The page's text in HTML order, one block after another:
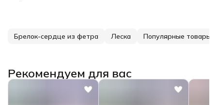
Брелок-сердце из фетра Леска Популярные товары
Рекомендуем для вас